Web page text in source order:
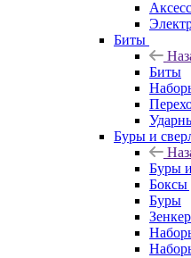
Биты
Биты
Буры и
Буры
Боксы
Буры